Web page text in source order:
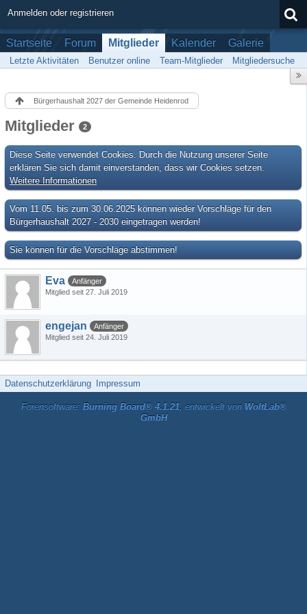
Anmelden oder registrieren
Startseite Forum Mitglieder Kalender Galerie
Letzte Aktivitäten Benutzer online Team-Mitglieder Mitgliedersuche
Bürgerhaushalt 2027 der Gemeinde Heidenrod
Mitglieder 2
Diese Seite verwendet Cookies. Durch die Nutzung unserer Seite
erklären Sie sich damit einverstanden, dass wir Cookies setzen.
Weitere Informationen
Vom 11.05. bis zum 30.06.2025 können wieder Vorschläge für den
Bürgerhaushalt 2027 - 2030 eingetragen werden!
Sie können für die Vorschläge abstimmen!
Eva
Anfänger
Mitglied seit 27. Juli 2019
engejan
Anfänger
Mitglied seit 24. Juli 2019
Datenschutzerklärung Impressum
Forensoftware: Burning Board® 4.1.21, entwickelt von WoltLab®
GmbH